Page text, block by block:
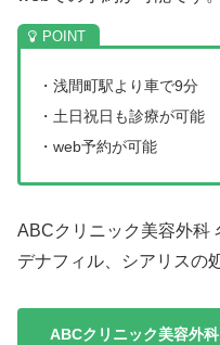
・浅間町駅より車で9分
・土日祝日も診療が可能
・web予約が可能
ABCクリニック美容外科
デナフィル、シアリスの
ABCクリニック美容外